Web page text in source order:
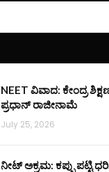
NEET ವಿವಾದ: ಕೇಂದ್ರ
ಪ್ರಧಾನ್ ರಾಜೀನಾಮೆ
July 25, 2026
ನೀಟ್ ಅಕ್ರಮ: ಕಪ್ಪು ಪಟ್ಟಿ